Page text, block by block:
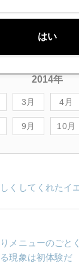
2014年
3月 4月
9月 10月
くしてくれたイ
メニューのごと
現象は初体験だ
はい